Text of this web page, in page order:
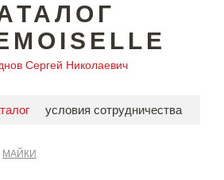
Сергей Николаевич
условия сотрудничества
МАЙКИ